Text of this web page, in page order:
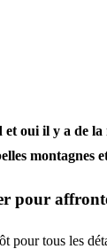
oui il y a de
montagnes
pour
pour tous les